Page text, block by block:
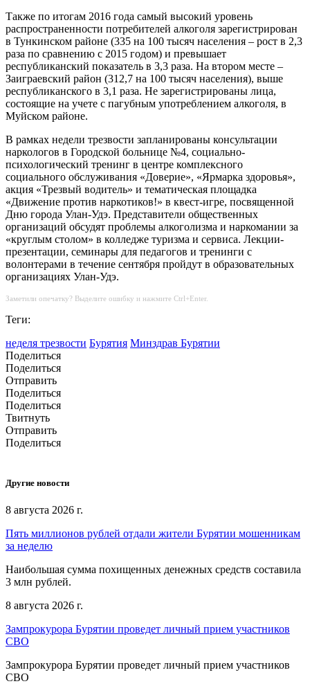
Также по итогам 2016 года самый высокий уровень
распространенности потребителей алкоголя зарегистрирован
в Тункинском районе (335 на 100 тысяч населения – рост в 2,3
раза по сравнению с 2015 годом) и превышает
республиканский показатель в 3,3 раза. На втором месте –
Заиграевский район (312,7 на 100 тысяч населения), выше
республиканского в 3,1 раза. Не зарегистрированы лица,
состоящие на учете с пагубным употреблением алкоголя, в
Муйском районе.
В рамках недели трезвости запланированы консультации
наркологов в Городской больнице №4, социально-
психологический тренинг в центре комплексного
социального обслуживания «Доверие», «Ярмарка здоровья»,
акция «Трезвый водитель» и тематическая площадка
«Движение против наркотиков!» в квест-игре, посвященной
Дню города Улан-Удэ. Представители общественных
организаций обсудят проблемы алкоголизма и наркомании за
«круглым столом» в колледже туризма и сервиса. Лекции-
презентации, семинары для педагогов и тренинги с
волонтерами в течение сентября пройдут в образовательных
организациях Улан-Удэ.
Заметили опечатку? Выделите ошибку и нажмите Ctrl+Enter.
Теги:
неделя трезвости Бурятия Минздрав Бурятии
Поделиться
Поделиться
Отправить
Поделиться
Поделиться
Твитнуть
Отправить
Поделиться
Другие новости
8 августа 2026 г.
Пять миллионов рублей отдали жители Бурятии мошенникам
за неделю
Наибольшая сумма похищенных денежных средств составила
3 млн рублей.
8 августа 2026 г.
Зампрокурора Бурятии проведет личный прием участников
СВО
Зампрокурора Бурятии проведет личный прием участников
СВО